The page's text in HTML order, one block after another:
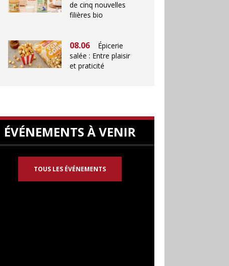
de cinq nouvelles
filières bio
08.06
Épicerie
salée : Entre plaisir
et praticité
ÉVÉNEMENTS À VENIR
TOUS LES ÉVÉNEMENTS